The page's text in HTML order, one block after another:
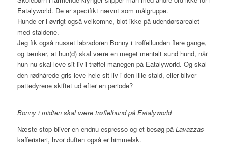
Eatalyworld. De er specifikt nævnt som målgruppe.
Hunde er i øvrigt også velkomne, blot ikke på udendørsarealet
med staldene.
Jeg fik også nusset labradoren Bonny i trøffellunden flere gange,
og tænker, at hun(d) skal være en meget mentalt sund hund, når
hun nu skal leve sit liv i trøffel-manegen på Eatalyworld. Og skal
den rødhårede gris leve hele sit liv i den lille stald, eller bliver
pattedyrene skiftet ud efter en periode?
Bonny i midten skal være trøffelhund på Eatalyworld
Næste stop bliver en endnu espresso og et besøg på Lavazzas
kafferisteri, hvor duften også er himmelsk.